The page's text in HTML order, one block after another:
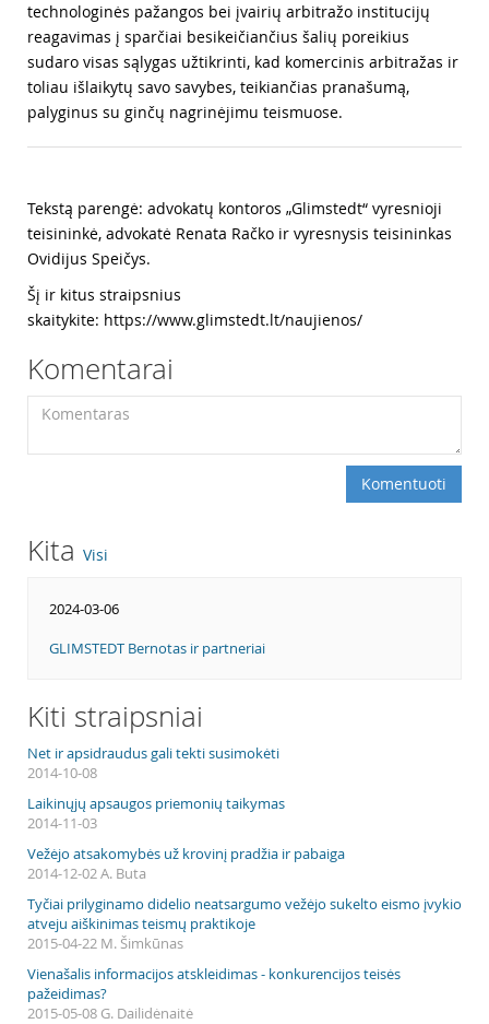
technologinės pažangos bei įvairių arbitražo institucijų
reagavimas į sparčiai besikeičiančius šalių poreikius
sudaro visas sąlygas užtikrinti, kad komercinis arbitražas ir
toliau išlaikytų savo savybes, teikiančias pranašumą,
palyginus su ginčų nagrinėjimu teismuose.
Tekstą parengė: advokatų kontoros „Glimstedt“ vyresnioji
teisininkė, advokatė Renata Račko ir vyresnysis teisininkas
Ovidijus Speičys.
Šį ir kitus straipsnius
skaitykite: https://www.glimstedt.lt/naujienos/
Komentarai
Komentuoti
Kita Visi
2024-03-06
GLIMSTEDT Bernotas ir partneriai
Kiti straipsniai
Net ir apsidraudus gali tekti susimokėti
2014-10-08
Laikinųjų apsaugos priemonių taikymas
2014-11-03
Vežėjo atsakomybės už krovinį pradžia ir pabaiga
2014-12-02 A. Buta
Tyčiai prilyginamo didelio neatsargumo vežėjo sukelto eismo įvykio
atveju aiškinimas teismų praktikoje
2015-04-22 M. Šimkūnas
Vienašalis informacijos atskleidimas - konkurencijos teisės
pažeidimas?
2015-05-08 G. Dailidėnaitė